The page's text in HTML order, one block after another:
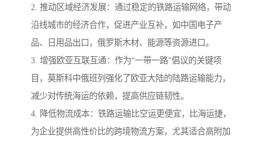
2. 推动区域经济发展：通过稳定的铁路运输网络，带动
沿线城市的经济合作，促进产业互补，如中国电子产
品、日用品出口，俄罗斯木材、能源等资源进口。
3. 增强欧亚互联互通：作为“一带一路”倡议的关键项
目，莫斯科中俄班列强化了欧亚大陆的陆路运输能力，
减少对传统海运的依赖，提高供应链韧性。
4. 降低物流成本：铁路运输比空运更便宜，比海运捷，
为企业提供高性价比的跨境物流方案，尤其适合高附加